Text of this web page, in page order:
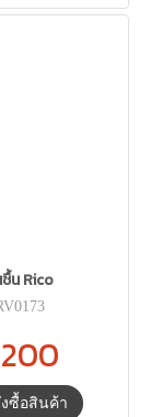
น Rico
ซื้อสินค้า